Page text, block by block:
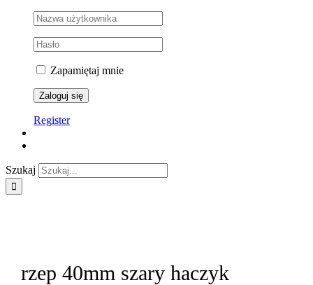
Zapamiętaj mnie
Register
Szukaj
rzep 40mm szary haczyk